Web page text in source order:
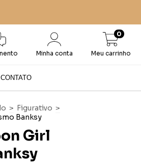
Minha conta Meu carrinho
0
CONTATO
> Figurativo >
Banksy
Girl